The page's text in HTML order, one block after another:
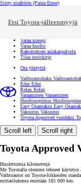
Siirry sisältöön (Paina Enter)
Etsi Toyota-jälleenmyyjä
Toyota palvelee Sulje
Varaa koeajo
Varaa huolto
Rahoituksen asiakaspalvelu
Tilaa uutiskirje
Ota yhteyttä
Vaihtoautohaku
Edut Edut
Relax Relax
Varaaminen Varaaminen
Huoltosopimus
Easy Osamaksu Easy
Vakuutus Vakuutus
Toyota Approved vuodeksi
Scroll left Scroll right
Toyota Approved
Huolettomia kilometrejä
Me Toyotalla olemme tehneet
Vaihtoautot on Toyota-liikkeiden
mittarilukema enintään 185 000 km.